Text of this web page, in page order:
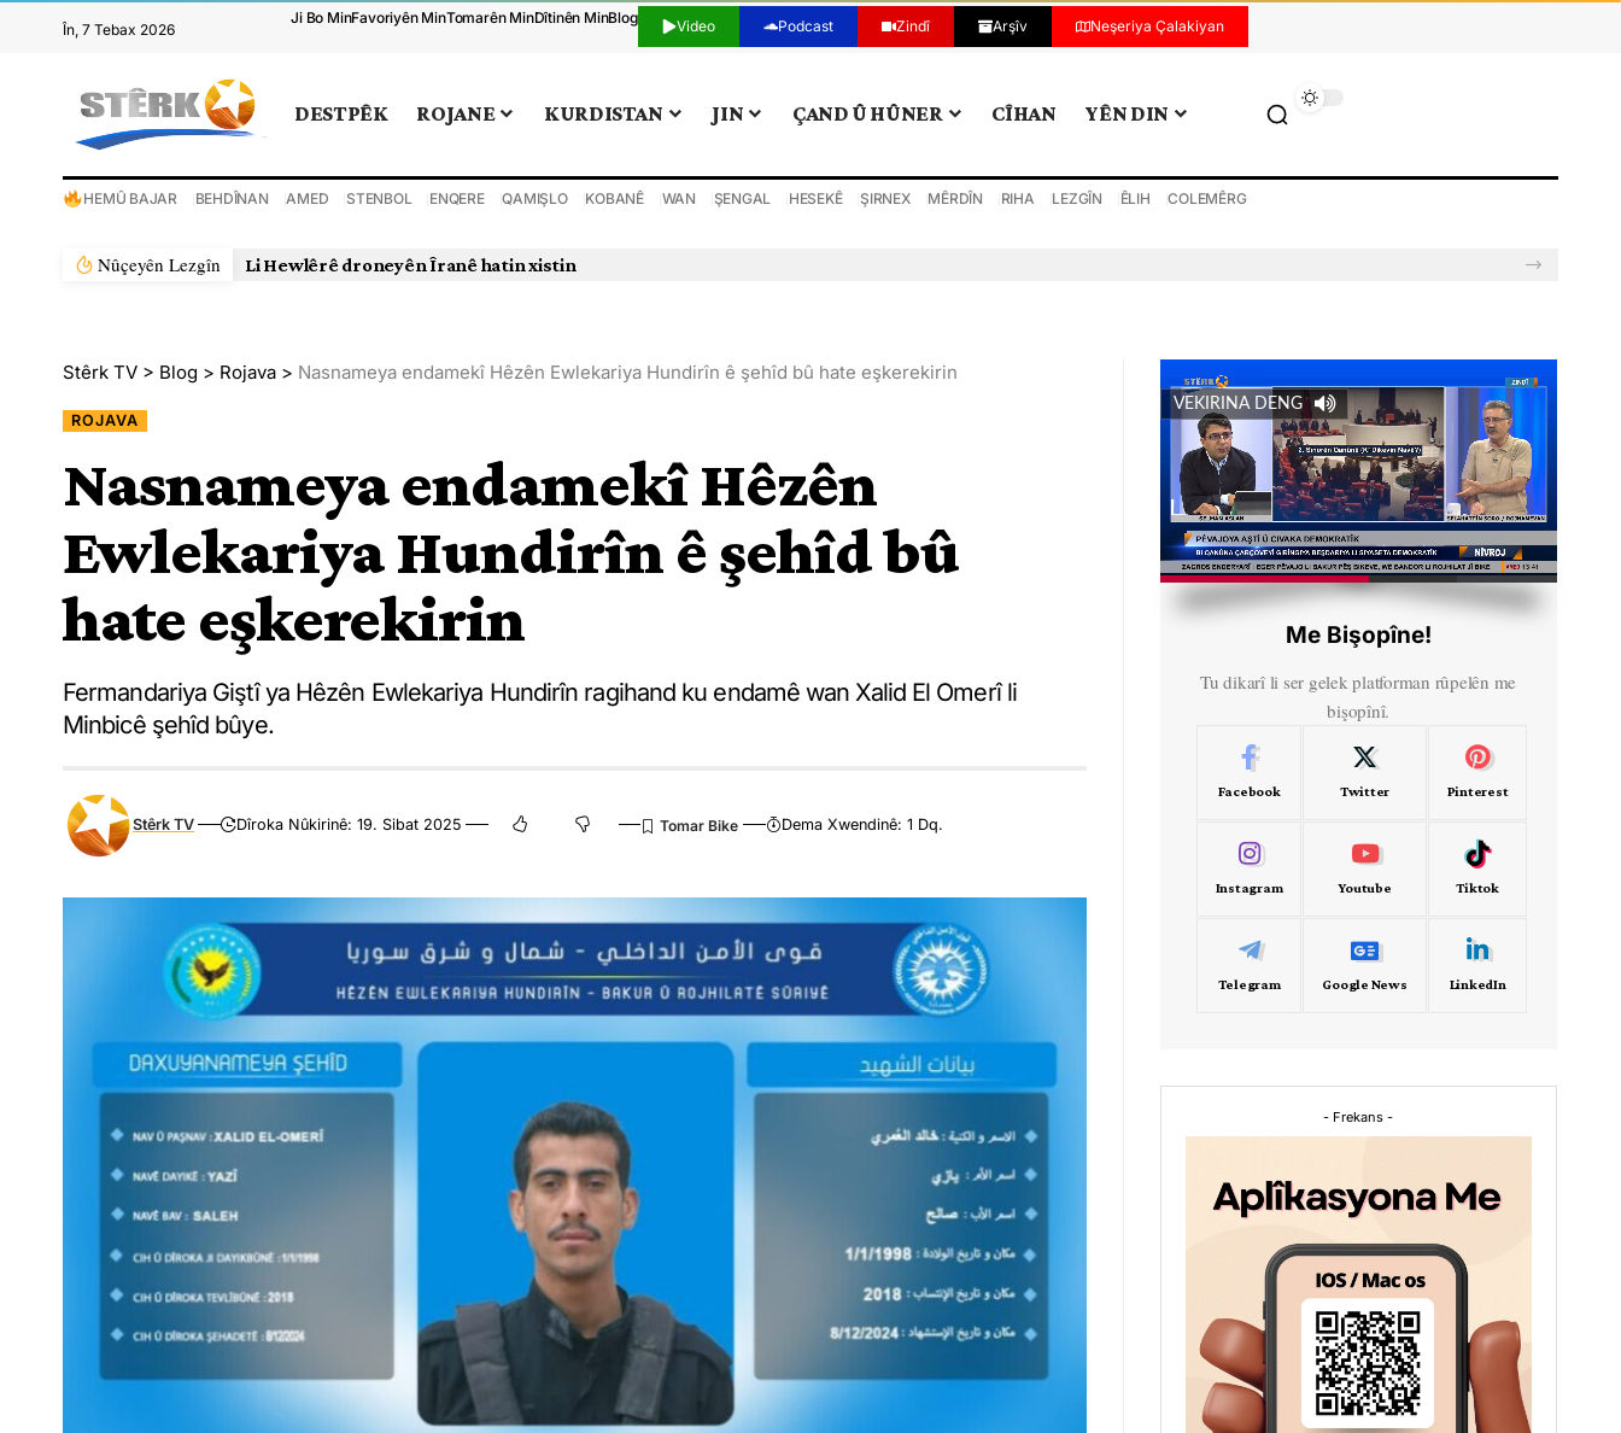
În, 7 Tebax 2026
Ji Bo MinFavoriyên MinTomarên MinDîtinên MinBlog Video Podcast Zindî Arşîv Neşeriya Çalakiyan
DESTPÊK ROJANE KURDISTAN JIN ÇAND Û HÛNER CÎHAN YÊN DIN
HEMÛ BAJAR BEHDÎNAN AMED STENBOL ENQERE QAMIŞLO KOBANÊ WAN ŞENGAL HESEKÊ ŞIRNEX MÊRDÎN RIHA LEZGÎN ÊLIH COLEMÊRG
Nûçeyên Lezgîn Li Hewlêrê droneyên Îranê hatin xistin
Stêrk TV > Blog > Rojava > Nasnameya endamekî Hêzên Ewlekariya Hundirîn ê şehîd bû hate eşkerekirin
ROJAVA
Nasnameya endamekî Hêzên
Ewlekariya Hundirîn ê şehîd bû
hate eşkerekirin
Fermandariya Giştî ya Hêzên Ewlekariya Hundirîn ragihand ku endamê wan Xalid El Omerî li
Minbicê şehîd bûye.
Stêrk TV Dîroka Nûkirinê: 19. Sibat 2025 Dema Xwendinê: 1 Dq.
VEKIRINA DENG
Me Bişopîne!
Tu dikarî li ser gelek platforman rûpelên me
bişopînî.
Facebook Twitter Pinterest
Instagram Youtube Tiktok
Telegram Google News LinkedIn
- Frekans -